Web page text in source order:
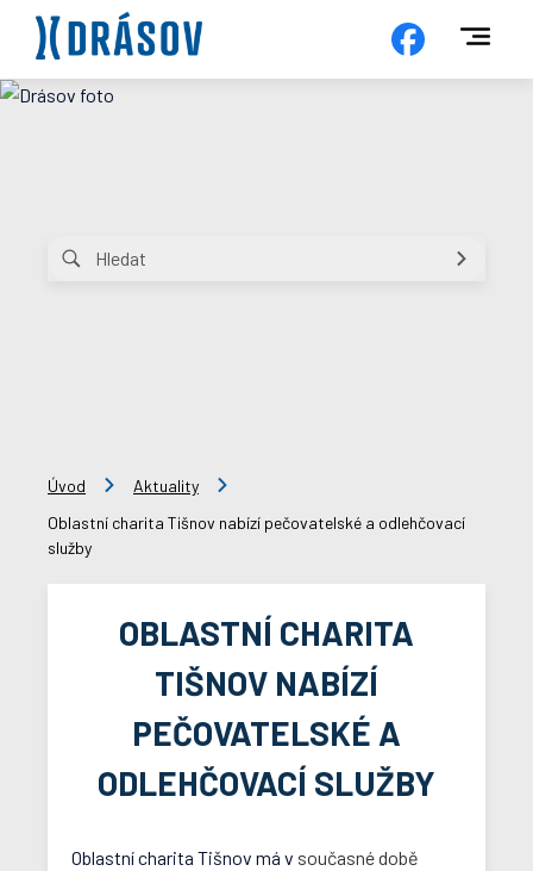
Úvod
Aktuality
Oblastní charita Tišnov nabízí pečovatelské a odlehčovací
služby
OBLASTNÍ CHARITA
TIŠNOV NABÍZÍ
PEČOVATELSKÉ A
ODLEHČOVACÍ SLUŽBY
Oblastní charita Tišnov má v současné době